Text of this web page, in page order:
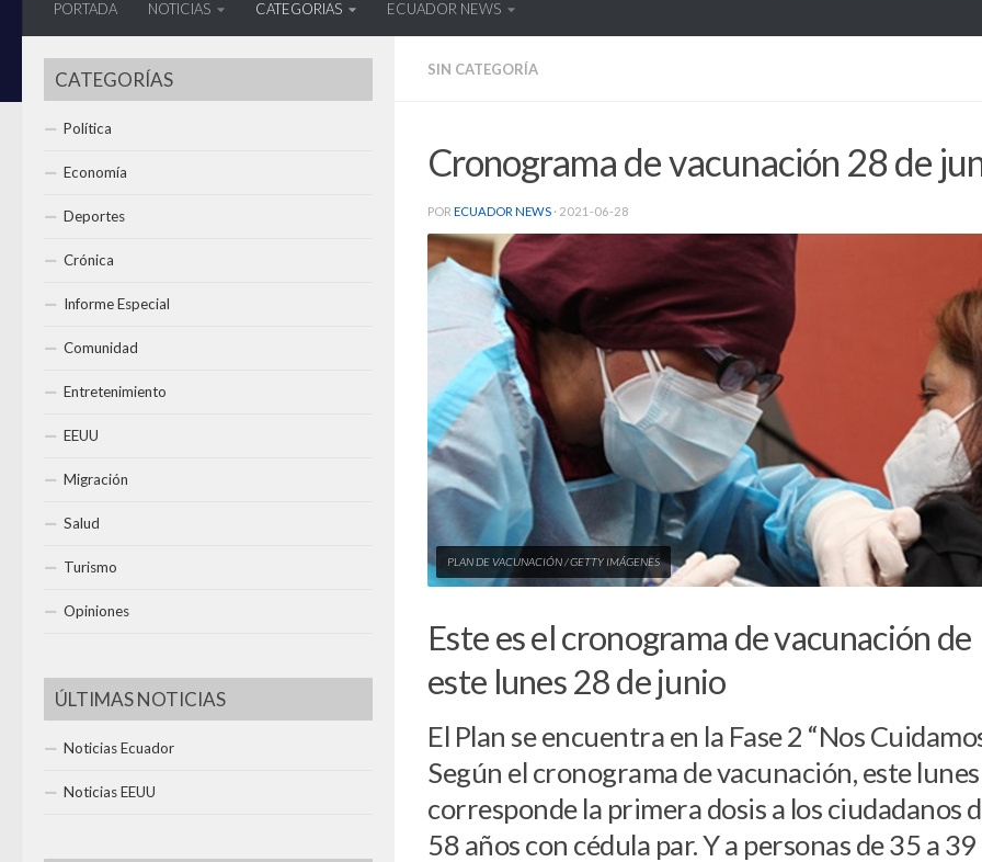
PORTADA NOTICIAS CATEGORIAS ECUADOR NEWS
SIN CATEGORÍA
Cronograma de vacunación 28 de
POR ECUADOR NEWS · 2021-06-28
PLAN DE VACUNACIÓN / GETTY IMÁGENES
Este es el cronograma de vacunación de
este lunes 28 de junio
El Plan se encuentra en la Fase 2 “Nos
Según el cronograma de vacunación, este
corresponde la primera dosis a los ciudadanos
58 años con cédula par. Y a personas de 35 a 39
CATEGORÍAS
Política
Economía
Deportes
Crónica
Informe Especial
Comunidad
Entretenimiento
EEUU
Migración
Salud
Turismo
Opiniones
ÚLTIMAS NOTICIAS
Noticias Ecuador
Noticias EEUU